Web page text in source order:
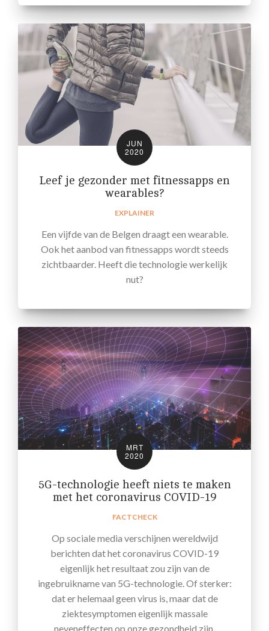
JUN
2020
Leef je gezonder met fitnessapps en
wearables?
EXPLAINER
Een vijfde van de Belgen draagt een wearable.
Ook het aanbod van fitnessapps wordt steeds
zichtbaarder. Heeft die technologie werkelijk
nut?
MRT
2020
5G-technologie heeft niets te maken
met het coronavirus COVID-19
FACTCHECK
Op sociale media verschijnen wereldwijd
berichten dat het coronavirus COVID-19
eigenlijk het resultaat zou zijn van de
ingebruikname van 5G-technologie. Of sterker:
dat er helemaal geen virus is, maar dat de
ziektesymptomen eigenlijk massale
neveneffecten op onze gezondheid zijn,